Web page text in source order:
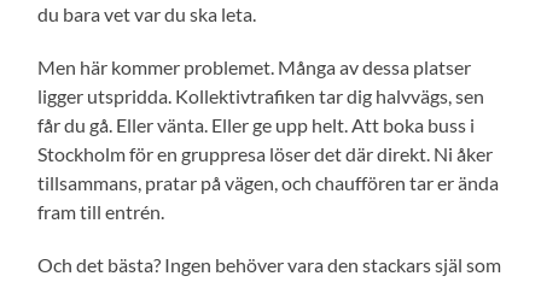
du bara vet var du ska leta.
Men här kommer problemet. Många av dessa platser
ligger utspridda. Kollektivtrafiken tar dig halvvägs, sen
får du gå. Eller vänta. Eller ge upp helt. Att boka buss i
Stockholm för en gruppresa löser det där direkt. Ni åker
tillsammans, pratar på vägen, och chauffören tar er ända
fram till entrén.
Och det bästa? Ingen behöver vara den stackars själ som